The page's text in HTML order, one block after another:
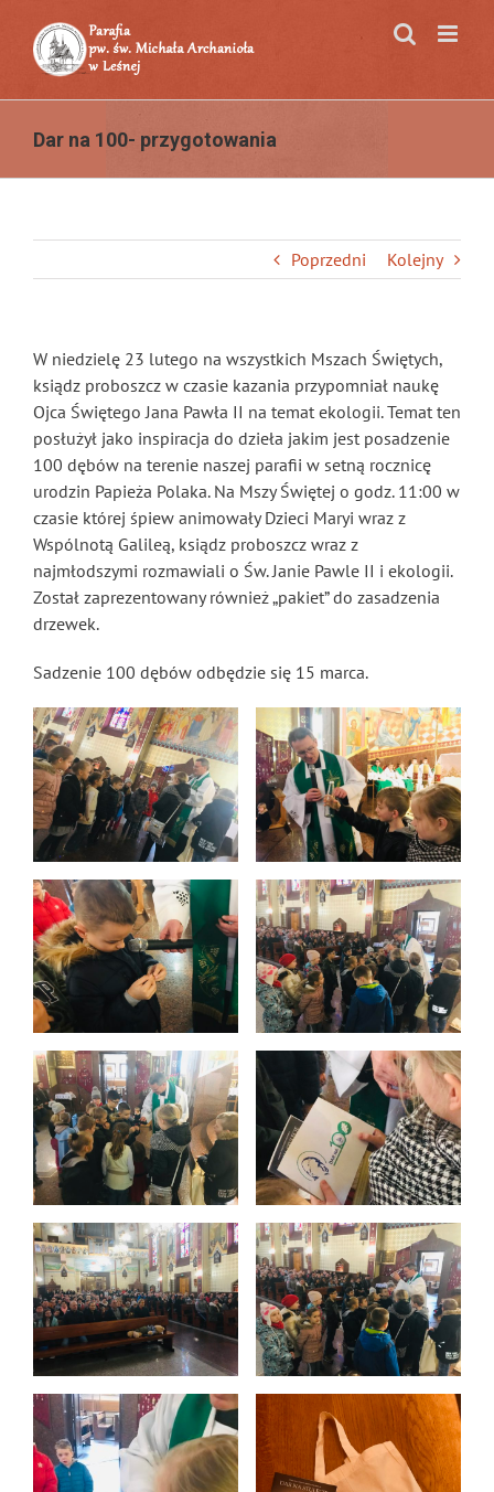
zawartości
Dar na 100- przygotowania
Poprzedni Kolejny
W niedzielę 23 lutego na wszystkich Mszach Świętych,
ksiądz proboszcz w czasie kazania przypomniał naukę
Ojca Świętego Jana Pawła II na temat ekologii. Temat ten
posłużył jako inspiracja do dzieła jakim jest posadzenie
100 dębów na terenie naszej parafii w setną rocznicę
urodzin Papieża Polaka. Na Mszy Świętej o godz. 11:00 w
czasie której śpiew animowały Dzieci Maryi wraz z
Wspólnotą Galileą, ksiądz proboszcz wraz z
najmłodszymi rozmawiali o Św. Janie Pawle II i ekologii.
Został zaprezentowany również „pakiet” do zasadzenia
drzewek.
Sadzenie 100 dębów odbędzie się 15 marca.